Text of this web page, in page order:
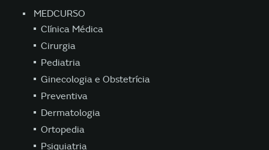
MEDCURSO
Clínica Médica
Cirurgia
Pediatria
Ginecologia e Obstetrícia
Preventiva
Dermatologia
Ortopedia
Psiquiatria